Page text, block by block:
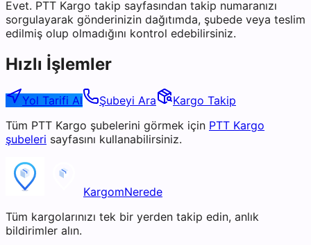
Evet. PTT Kargo takip sayfasından takip numaranızı
sorgulayarak gönderinizin dağıtımda, şubede veya teslim
edilmiş olup olmadığını kontrol edebilirsiniz.
Hızlı İşlemler
Yol Tarifi Al Şubeyi Ara
Kargo Takip
Tüm PTT Kargo şubelerini görmek için PTT Kargo
şubeleri sayfasını kullanabilirsiniz.
KargomNerede
Tüm kargolarınızı tek bir yerden takip edin, anlık
bildirimler alın.